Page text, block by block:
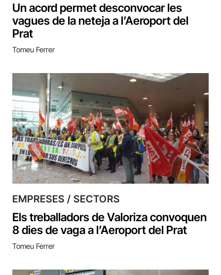
Un acord permet desconvocar les
vagues de la neteja a l’Aeroport del
Prat
Tomeu Ferrer
EMPRESES / SECTORS
Els treballadors de Valoriza convoquen
8 dies de vaga a l’Aeroport del Prat
Tomeu Ferrer